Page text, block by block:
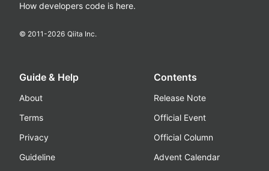
How developers code is here.
© 2011-2026 Qiita Inc.
Guide & Help
About
Terms
Privacy
Guideline
Contents
Release Note
Official Event
Official Column
Advent Calendar